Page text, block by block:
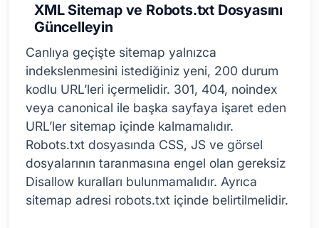
XML Sitemap ve Robots.txt Dosyasını
Güncelleyin
Canlıya geçişte sitemap yalnızca
indekslenmesini istediğiniz yeni, 200 durum
kodlu URL’leri içermelidir. 301, 404, noindex
veya canonical ile başka sayfaya işaret eden
URL’ler sitemap içinde kalmamalıdır.
Robots.txt dosyasında CSS, JS ve görsel
dosyalarının taranmasına engel olan gereksiz
Disallow kuralları bulunmamalıdır. Ayrıca
sitemap adresi robots.txt içinde belirtilmelidir.